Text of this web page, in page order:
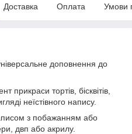
Доставка Оплата Умови
доповнення до
прикраси тортів, бісквітів,
неїстівного напису.
з побажанням або
двп або акрилу.